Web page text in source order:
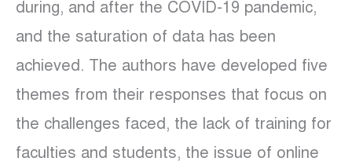
during, and after the COVID-19 pandemic,
and the saturation of data has been
achieved. The authors have developed five
themes from their responses that focus on
the challenges faced, the lack of training for
faculties and students, the issue of online